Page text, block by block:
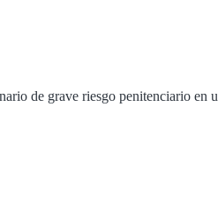
de grave riesgo penitenciario en